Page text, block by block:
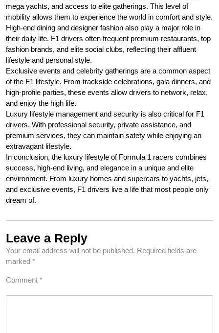
mega yachts, and access to elite gatherings. This level of
mobility allows them to experience the world in comfort and style.
High-end dining and designer fashion also play a major role in
their daily life. F1 drivers often frequent premium restaurants, top
fashion brands, and elite social clubs, reflecting their affluent
lifestyle and personal style.
Exclusive events and celebrity gatherings are a common aspect
of the F1 lifestyle. From trackside celebrations, gala dinners, and
high-profile parties, these events allow drivers to network, relax,
and enjoy the high life.
Luxury lifestyle management and security is also critical for F1
drivers. With professional security, private assistance, and
premium services, they can maintain safety while enjoying an
extravagant lifestyle.
In conclusion, the luxury lifestyle of Formula 1 racers combines
success, high-end living, and elegance in a unique and elite
environment. From luxury homes and supercars to yachts, jets,
and exclusive events, F1 drivers live a life that most people only
dream of.
Leave a Reply
Your email address will not be published. Required fields are
marked *
Comment *